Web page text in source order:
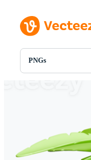
PNGs
Toutes Images
Vecteurs
Vidéos
Motion graphics